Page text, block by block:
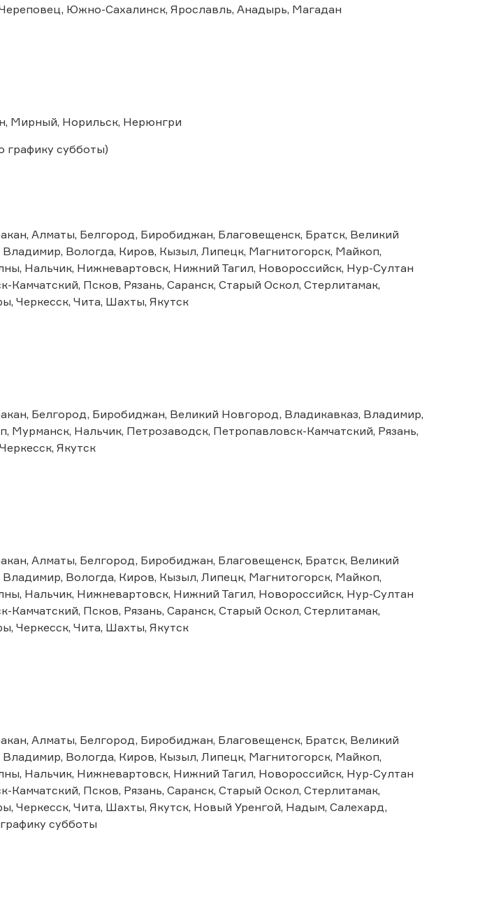
Череповец, Южно-Сахалинск, Ярославль, Анадырь, Магадан
Мирный, Норильск, Нерюнгри
графику субботы)
Алматы, Белгород, Биробиджан, Благовещенск, Братск, Великий
Вологда, Киров, Кызыл, Липецк, Магнитогорск, Майкоп,
Нальчик, Нижневартовск, Нижний Тагил, Новороссийск, Нур-Султан
Камчатский, Псков, Рязань, Саранск, Старый Оскол, Стерлитамак,
Черкесск, Чита, Шахты, Якутск
Белгород, Биробиджан, Великий Новгород, Владикавказ, Владимир,
Мурманск, Нальчик, Петрозаводск, Петропавловск-Камчатский, Рязань,
Якутск
Алматы, Белгород, Биробиджан, Благовещенск, Братск, Великий
Вологда, Киров, Кызыл, Липецк, Магнитогорск, Майкоп,
Нальчик, Нижневартовск, Нижний Тагил, Новороссийск, Нур-Султан
Камчатский, Псков, Рязань, Саранск, Старый Оскол, Стерлитамак,
Черкесск, Чита, Шахты, Якутск
Алматы, Белгород, Биробиджан, Благовещенск, Братск, Великий
Вологда, Киров, Кызыл, Липецк, Магнитогорск, Майкоп,
Нальчик, Нижневартовск, Нижний Тагил, Новороссийск, Нур-Султан
Камчатский, Псков, Рязань, Саранск, Старый Оскол, Стерлитамак,
Черкесск, Чита, Шахты, Якутск, Новый Уренгой, Надым, Салехард,
субботы